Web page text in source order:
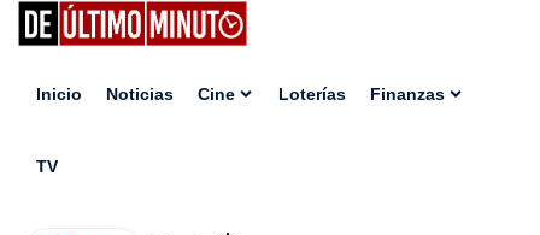
Inicio Noticias Cine Loterías Finanzas
TV